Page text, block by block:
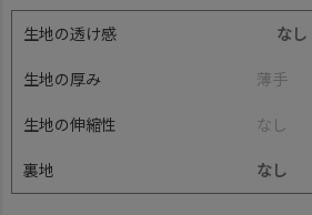
生地の透け感 なし
生地の厚み 薄手
生地の伸縮性 な し
裏地 なし